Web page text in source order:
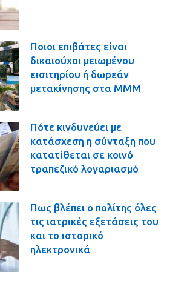
Ποιοι επιβάτες είναι
δικαιούχοι μειωμένου
εισιτηρίου ή δωρεάν
μετακίνησης στα ΜΜΜ
Πότε κινδυνεύει με
κατάσχεση η σύνταξη που
κατατίθεται σε κοινό
τραπεζικό λογαριασμό
Πως βλέπει ο πολίτης όλες
τις ιατρικές εξετάσεις του
και το ιστορικό
ηλεκτρονικά